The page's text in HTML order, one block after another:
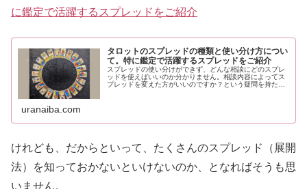
に鑑定で活躍するスプレッドをご紹介
タロットのスプレッドの種類と使い分け方につい
て。特に鑑定で活躍するスプレッドをご紹介
スプレッドの使い分けができず、どんな相談にどのスプレ
ッドを使えばいいのか分かりません。相談内容によってス
プレッドを変えた方がいいのですか？という疑問を持たれ
uranaiba.com
けれども、だからといって、たくさんのスプレッド（展開
法）を知っておかないといけないのか、となればそうも思
いません。